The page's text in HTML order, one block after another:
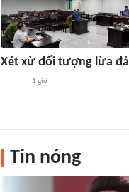
Xét xử đối tượng lừa
1 giờ
Tin nóng